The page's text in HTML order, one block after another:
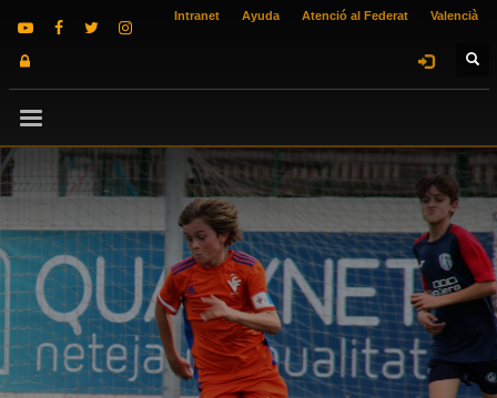
Intranet Ayuda Atenció al Federat Valencià